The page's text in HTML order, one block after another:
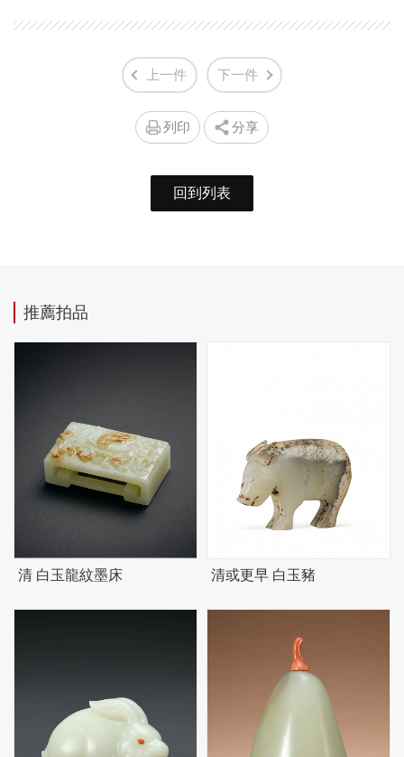
上一件 下一件
列印 分享
回到列表
推薦拍品
清 白玉龍紋墨床 清或更早 白玉豬